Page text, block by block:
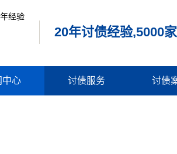
20年讨债经验,5000
中心 讨债服务 讨债